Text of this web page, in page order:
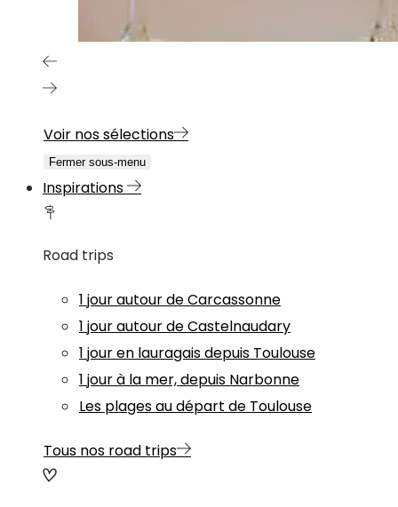
Voir nos sélections
Fermer sous-menu
Inspirations
Road trips
1 jour autour de Carcassonne
1 jour autour de Castelnaudary
1 jour en lauragais depuis Toulouse
1 jour à la mer, depuis Narbonne
Les plages au départ de Toulouse
Tous nos road trips